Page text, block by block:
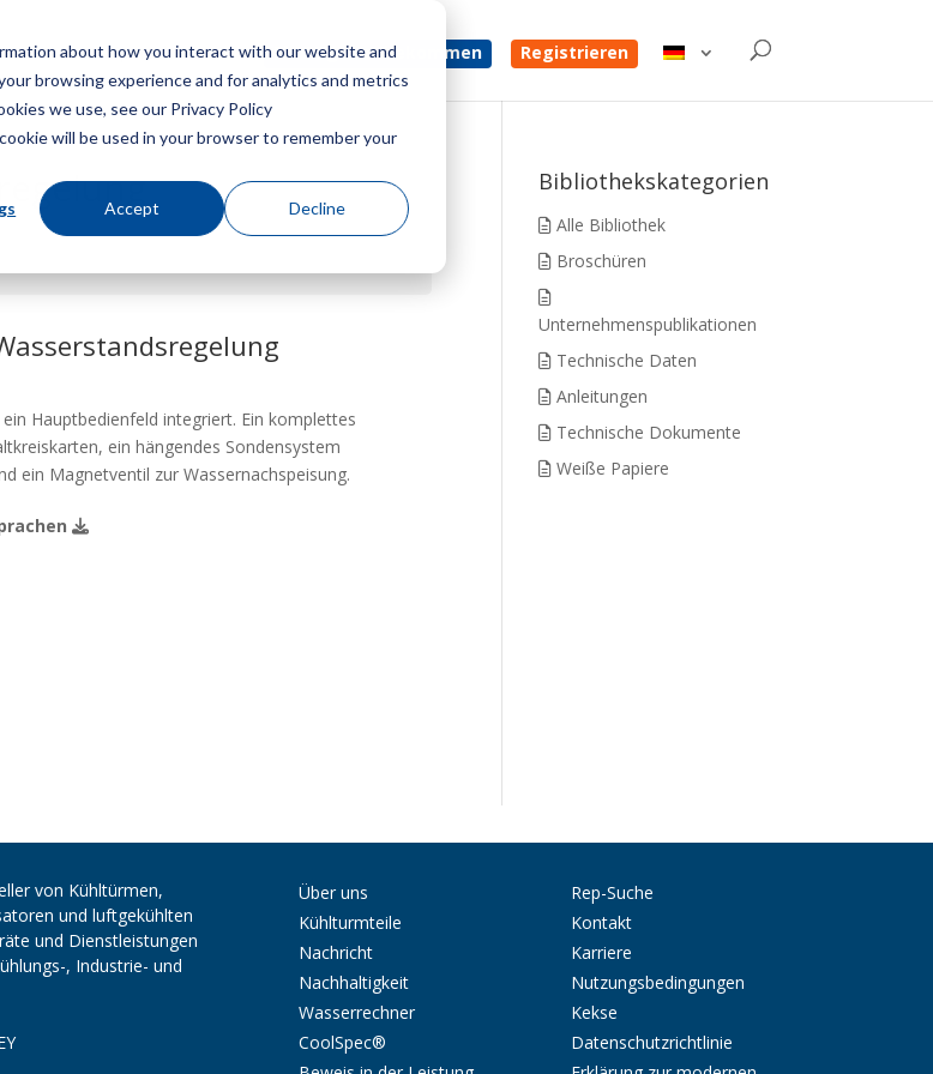
about how you interact with our website and
browsing experience and for analytics and metrics
we use, see our Privacy Policy
will be used in your browser to remember your
Accept Decline
Speisekarte Ein Angebot bekommen Registrieren
Hauptbedienfeld integriert. Ein komplettes
ein hängendes Sondensystem
ein Magnetventil zur Wassernachspeisung.
Bibliothekskategorien
Alle Bibliothek
Broschüren
Unternehmenspublikationen
Technische Daten
Anleitungen
Technische Dokumente
Weiße Papiere
von Kühltürmen,
und luftgekühlten
und Dienstleistungen
, Industrie- und
Über uns
Kühlturmteile
Nachricht
Nachhaltigkeit
Wasserrechner
CoolSpec®
Rep-Suche
Kontakt
Karriere
Nutzungsbedingungen
Kekse
Datenschutzrichtlinie